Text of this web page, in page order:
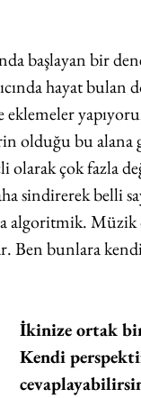
başlayan bir
hayat bulan
eklemeler
olduğu bu alana
çok fazla
sindirerek belli
Müzik
Ben bunlara
İkinize ortak
Kendi